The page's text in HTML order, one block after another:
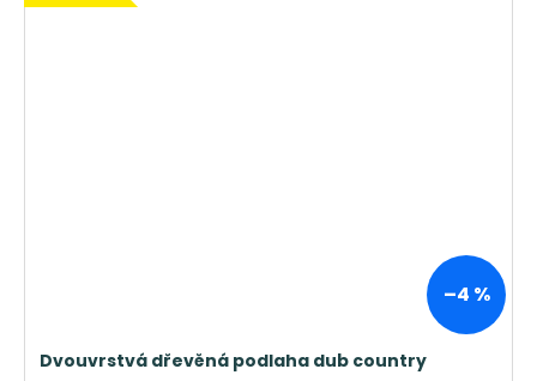
–4 %
Dvouvrstvá dřevěná podlaha dub country